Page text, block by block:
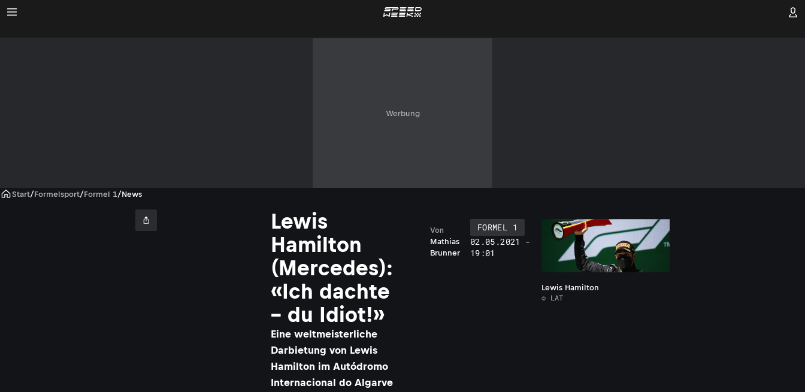
Werbung
Start/Formelsport/Formel 1/News
Lewis
Hamilton
(Mercedes):
«Ich dachte
– du Idiot!»
​Eine weltmeisterliche
Darbietung von Lewis
Hamilton im Autódromo
Internacional do Algarve
Mathias
Brunner
Von
FORMEL 1
02.05.2021 -
19:01
Lewis Hamilton
© LAT